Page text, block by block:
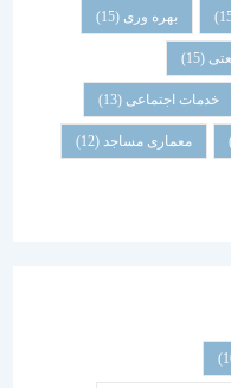
بهره وری(15)
(13)
مساجد(12)